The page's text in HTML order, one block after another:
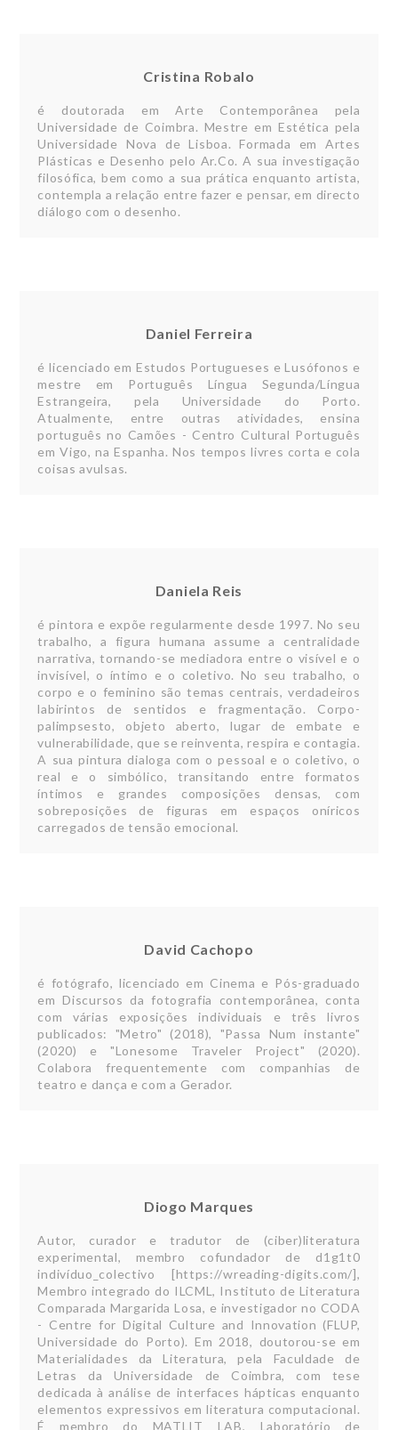
Cristina Robalo
é doutorada em Arte Contemporânea pela
Universidade de Coimbra. Mestre em Estética pela
Universidade Nova de Lisboa. Formada em Artes
Plásticas e Desenho pelo Ar.Co. A sua investigação
filosófica, bem como a sua prática enquanto artista,
contempla a relação entre fazer e pensar, em directo
diálogo com o desenho.
Daniel Ferreira
é licenciado em Estudos Portugueses e Lusófonos e
mestre em Português Língua Segunda/Língua
Estrangeira, pela Universidade do Porto.
Atualmente, entre outras atividades, ensina
português no Camões - Centro Cultural Português
em Vigo, na Espanha. Nos tempos livres corta e cola
coisas avulsas.
Daniela Reis
é pintora e expõe regularmente desde 1997. No seu
trabalho, a figura humana assume a centralidade
narrativa, tornando-se mediadora entre o visível e o
invisível, o íntimo e o coletivo. No seu trabalho, o
corpo e o feminino são temas centrais, verdadeiros
labirintos de sentidos e fragmentação. Corpo-
palimpsesto, objeto aberto, lugar de embate e
vulnerabilidade, que se reinventa, respira e contagia.
A sua pintura dialoga com o pessoal e o coletivo, o
real e o simbólico, transitando entre formatos
íntimos e grandes composições densas, com
sobreposições de figuras em espaços oníricos
carregados de tensão emocional.
David Cachopo
é fotógrafo, licenciado em Cinema e Pós-graduado
em Discursos da fotografia contemporânea, conta
com várias exposições individuais e três livros
publicados: "Metro" (2018), "Passa Num instante"
(2020) e "Lonesome Traveler Project" (2020).
Colabora frequentemente com companhias de
teatro e dança e com a Gerador.
Diogo Marques
Autor, curador e tradutor de (ciber)literatura
experimental, membro cofundador de d1g1t0
indivíduo_colectivo [https://wreading-digits.com/],
Membro integrado do ILCML, Instituto de Literatura
Comparada Margarida Losa, e investigador no CODA
- Centre for Digital Culture and Innovation (FLUP,
Universidade do Porto). Em 2018, doutorou-se em
Materialidades da Literatura, pela Faculdade de
Letras da Universidade de Coimbra, com tese
dedicada à análise de interfaces hápticas enquanto
elementos expressivos em literatura computacional.
É membro do MATLIT LAB, Laboratório de